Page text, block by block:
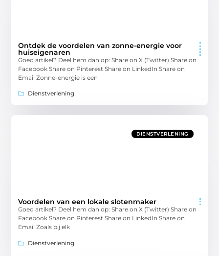
Ontdek de voordelen van zonne-energie voor
huiseigenaren
Goed artikel? Deel hem dan op: Share on X (Twitter) Share on
Facebook Share on Pinterest Share on LinkedIn Share on
Email Zonne-energie is een
Dienstverlening
DIENSTVERLENING
Voordelen van een lokale slotenmaker
Goed artikel? Deel hem dan op: Share on X (Twitter) Share on
Facebook Share on Pinterest Share on LinkedIn Share on
Email Zoals bij elk
Dienstverlening